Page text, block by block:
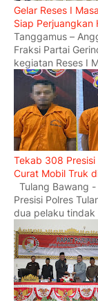
Gelar Reses I
Siap Perjuangkan
Tanggamus –
Fraksi Partai
kegiatan Reses I
Tekab 308 Presisi
Curat Mobil Truk
Tulang Bawang
Presisi Polres
dua pelaku tindak